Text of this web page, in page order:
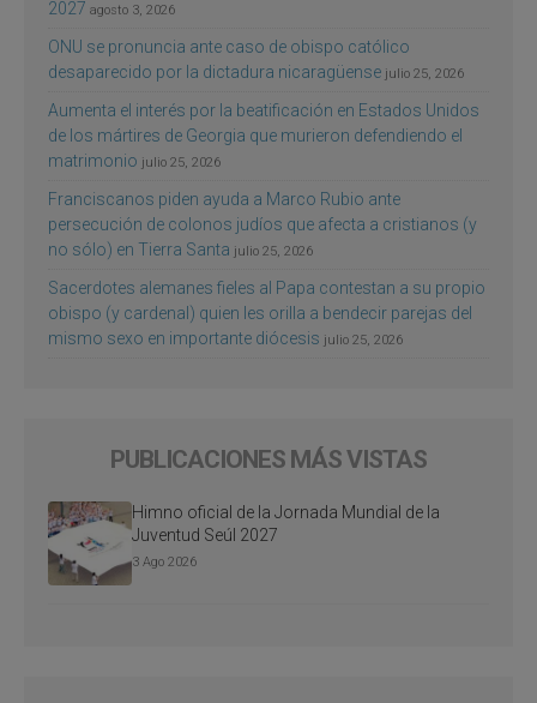
2027 agosto 3, 2026
ONU se pronuncia ante caso de obispo católico
desaparecido por la dictadura nicaragüense julio 25, 2026
Aumenta el interés por la beatificación en Estados Unidos
de los mártires de Georgia que murieron defendiendo el
matrimonio julio 25, 2026
Franciscanos piden ayuda a Marco Rubio ante
persecución de colonos judíos que afecta a cristianos (y
no sólo) en Tierra Santa julio 25, 2026
Sacerdotes alemanes fieles al Papa contestan a su propio
obispo (y cardenal) quien les orilla a bendecir parejas del
mismo sexo en importante diócesis julio 25, 2026
PUBLICACIONES MÁS VISTAS
Himno oficial de la Jornada Mundial de la
Juventud Seúl 2027
3 Ago 2026